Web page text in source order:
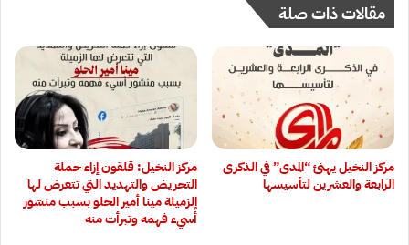
مقالات ذات صلة
مركز النخيل يهنئ “المدى” في الذكرى
الرابعة والعشرين لتأسيسها
مركز النخيل: قلقون إزاء حملة
التحريض والتهديد التي تتعرض لها
الزميلة مينا أمير الحلو بسبب منشور
أُسيء فهمه وتبرأت منه